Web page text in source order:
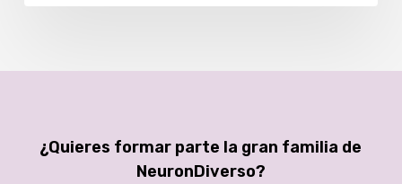
¿Quieres formar parte la gran familia de
NeuronDiverso?